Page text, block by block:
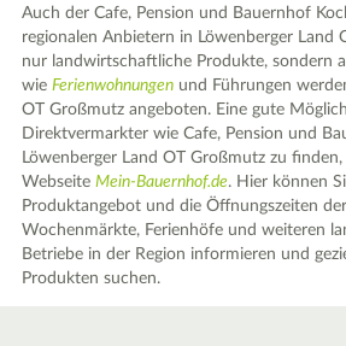
Auch der Cafe, Pension und Bauernhof
regionalen Anbietern in Löwenberger Land
nur landwirtschaftliche Produkte, sondern
wieFerienwohnungen und Führungen
OT Großmutz angeboten. Eine gute
Direktvermarkter wie Cafe, Pension und
Löwenberger Land OT Großmutz zu
WebseiteMein-Bauernhof.de. Hier können
Produktangebot und die Öffnungszeiten
Wochenmärkte, Ferienhöfe und weiteren
Betriebe in der Region informieren und
Produkten suchen.